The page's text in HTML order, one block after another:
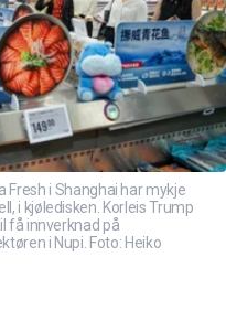
Fresh i Shanghai har mykje
i kjøledisken. Korleis Trump
få innverknad på
i Nupi. Foto: Heiko